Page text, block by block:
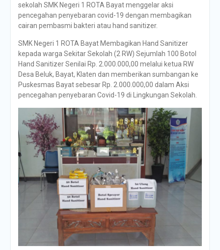
sekolah SMK Negeri 1 ROTA Bayat menggelar aksi
pencegahan penyebaran covid-19 dengan membagikan
cairan pembasmi bakteri atau hand sanitizer.
SMK Negeri 1 ROTA Bayat Membagikan Hand Sanitizer
kepada warga Sekitar Sekolah (2 RW) Sejumlah 100 Botol
Hand Sanitizer Senilai Rp. 2.000.000,00 melalui ketua RW
Desa Beluk, Bayat, Klaten dan memberikan sumbangan ke
Puskesmas Bayat sebesar Rp. 2.000.000,00 dalam Aksi
pencegahan penyebaran Covid-19 di Lingkungan Sekolah.